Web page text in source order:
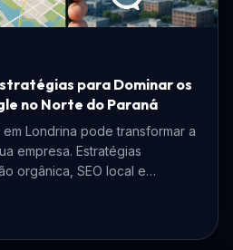
para Dominar os
no Norte do Paraná
Londrina pode transformar a
empresa. Estratégias
orgânica, SEO local e